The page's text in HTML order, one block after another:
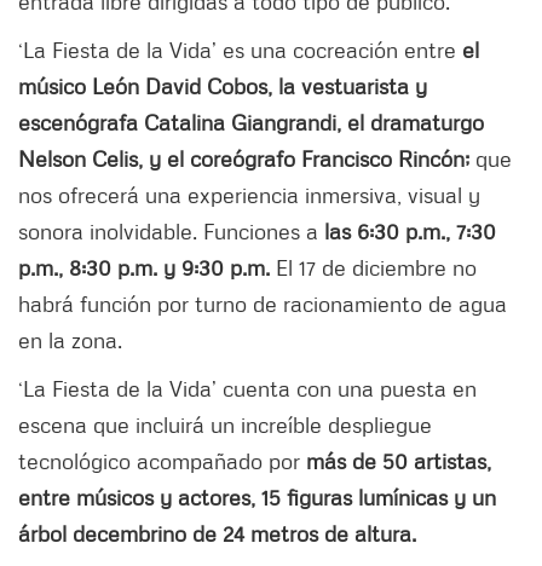
‘La Fiesta de la Vida’ es una cocreación entre el
músico León David Cobos, la vestuarista y
escenógrafa Catalina Giangrandi, el dramaturgo
Nelson Celis, y el coreógrafo Francisco Rincón; que
nos ofrecerá una experiencia inmersiva, visual y
sonora inolvidable. Funciones a las 6:30 p.m., 7:30
p.m., 8:30 p.m. y 9:30 p.m. El 17 de diciembre no
habrá función por turno de racionamiento de agua
en la zona.
‘La Fiesta de la Vida’ cuenta con una puesta en
escena que incluirá un increíble despliegue
tecnológico acompañado por más de 50 artistas,
entre músicos y actores, 15 figuras lumínicas y un
árbol decembrino de 24 metros de altura.